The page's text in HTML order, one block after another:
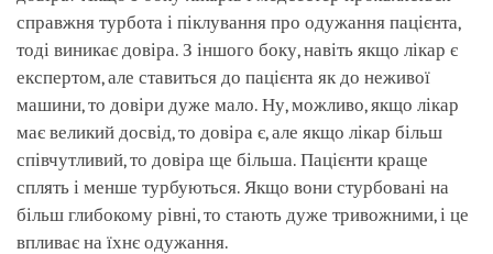
справжня турбота і піклування про одужання пацієнта,
тоді виникає довіра. З іншого боку, навіть якщо лікар є
експертом, але ставиться до пацієнта як до неживої
машини, то довіри дуже мало. Ну, можливо, якщо лікар
має великий досвід, то довіра є, але якщо лікар більш
співчутливий, то довіра ще більша. Пацієнти краще
сплять і менше турбуються. Якщо вони стурбовані на
більш глибокому рівні, то стають дуже тривожними, і це
впливає на їхнє одужання.